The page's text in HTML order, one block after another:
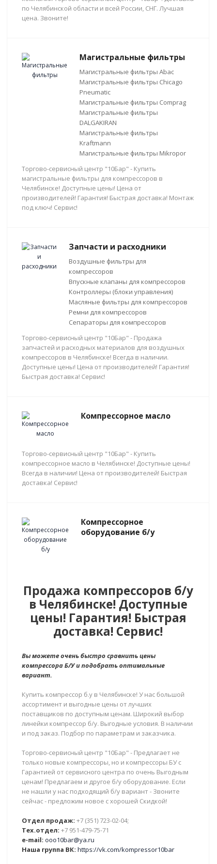
по Челябинской области и всей России, СНГ. Лучшая
цена. Звоните!
Магистральные фильтры
Магистральные фильтры Abac
Магистральные фильтры Chicago
Pneumatic
Магистральные фильтры Comprag
Магистральные фильтры
DALGAKIRAN
Магистральные фильтры
Kraftmann
Магистральные фильтры Mikropor
Торгово-сервисный центр "10Бар" - Купить
магистральные фильтры для компрессоров в
Челябинске! Доступные цены! Цена от
производителей! Гарантия! Быстрая доставка! Монтаж
под ключ! Сервис!
Запчасти и расходники
Воздушные фильтры для
компрессоров
Впускные клапаны для компрессоров
Контроллеры (блоки управления)
Масляные фильтры для компрессоров
Ремни для компрессоров
Сепараторы для компрессоров
Торгово-сервисный центр "10Бар" - Продажа
запчастей и расходных материалов для воздушных
компрессоров в Челябинске! Всегда в наличии.
Доступные цены! Цена от производителей! Гарантия!
Быстрая доставка! Сервис!
Компрессорное масло
Торгово-сервисный центр "10Бар" - Купить
компрессорное масло в Челябинске! Доступные цены!
Всегда в наличии! Цена от производителей! Быстрая
доставка! Сервис!
Компрессорное
оборудование б/у
Продажа компрессоров б/у
в Челябинске! Доступные
цены! Гарантия! Быстрая
доставка! Сервис!
Вы можете очень быстро сравнить цены
компрессора Б/У и подобрать оптимальные
вариант.
Купить компрессор б.у в Челябинске! У нас большой
ассортимент и выгодные цены от лучших
поставщиков по доступным ценам. Широкий выбор
линейки компрессор б/у. Выгодные условия. В наличии
и под заказ. Подбор по параметрам и заказчика.
Торгово-сервисный центр "10Бар" - Предлагает не
только новые компрессоры, но и компрессоры БУ с
Гарантией от сервисного центра по очень Выгодным
ценам! Предлагаем и другое б/у оборудование. Если
не нашли у нас подходящий б/у вариант - Звоните
сейчас - предложим новое с хорошей Скидкой!
Отдел продаж: +7 (351) 723-02-04;
Тех.отдел: +7 951-479-75-71
e-mail: ooo10bar@ya.ru
Наша группа ВК: https://vk.com/kompressor10bar